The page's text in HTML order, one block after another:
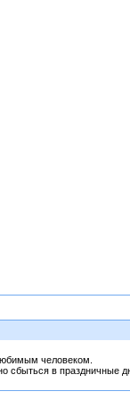
человеком.
сбыться в праздничные